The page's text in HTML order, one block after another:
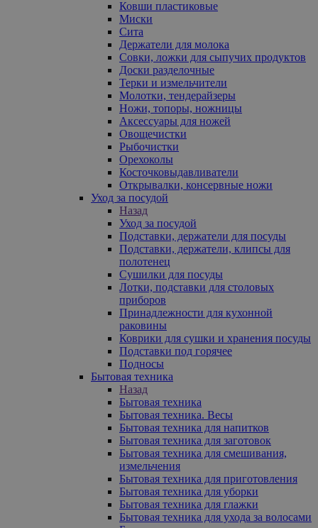
Ковши пластиковые
Миски
Сита
Держатели для молока
Совки, ложки для сыпучих продуктов
Доски разделочные
Терки и измельчители
Молотки, тендерайзеры
Ножи, топоры, ножницы
Аксессуары для ножей
Овощечистки
Рыбочистки
Орехоколы
Косточковыдавливатели
Открывалки, консервные ножи
Уход за посудой
Назад
Уход за посудой
Подставки, держатели для посуды
Подставки, держатели, клипсы для
полотенец
Сушилки для посуды
Лотки, подставки для столовых
приборов
Принадлежности для кухонной
раковины
Коврики для сушки и хранения посуды
Подставки под горячее
Подносы
Бытовая техника
Назад
Бытовая техника
Бытовая техника. Весы
Бытовая техника для напитков
Бытовая техника для заготовок
Бытовая техника для смешивания,
измельчения
Бытовая техника для приготовления
Бытовая техника для уборки
Бытовая техника для глажки
Бытовая техника для ухода за волосами